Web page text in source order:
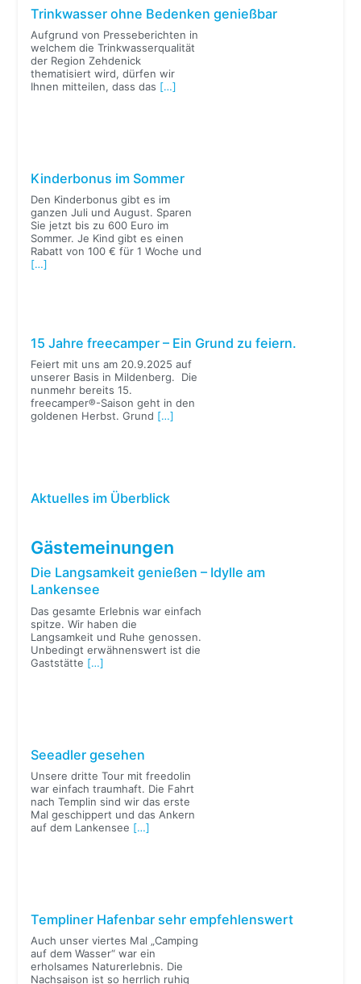
Trinkwasser ohne Bedenken genießbar
Aufgrund von Presseberichten in
welchem die Trinkwasserqualität
der Region Zehdenick
thematisiert wird, dürfen wir
Ihnen mitteilen, dass das […]
Kinderbonus im Sommer
Den Kinderbonus gibt es im
ganzen Juli und August. Sparen
Sie jetzt bis zu 600 Euro im
Sommer. Je Kind gibt es einen
Rabatt von 100 € für 1 Woche und
[…]
15 Jahre freecamper – Ein Grund zu feiern.
Feiert mit uns am 20.9.2025 auf
unserer Basis in Mildenberg. Die
nunmehr bereits 15.
freecamper®-Saison geht in den
goldenen Herbst. Grund […]
Aktuelles im Überblick
Gästemeinungen
Die Langsamkeit genießen – Idylle am
Lankensee
Das gesamte Erlebnis war einfach
spitze. Wir haben die
Langsamkeit und Ruhe genossen.
Unbedingt erwähnenswert ist die
Gaststätte […]
Seeadler gesehen
Unsere dritte Tour mit freedolin
war einfach traumhaft. Die Fahrt
nach Templin sind wir das erste
Mal geschippert und das Ankern
auf dem Lankensee […]
Templiner Hafenbar sehr empfehlenswert
Auch unser viertes Mal „Camping
auf dem Wasser“ war ein
erholsames Naturerlebnis. Die
Nachsaison ist so herrlich ruhig